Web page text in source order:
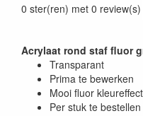
0 ster(ren) met 0 review(s)
Acrylaat rond staf fluor
Transparant
Prima te bewerken
Mooi fluor
Per stuk te bestellen